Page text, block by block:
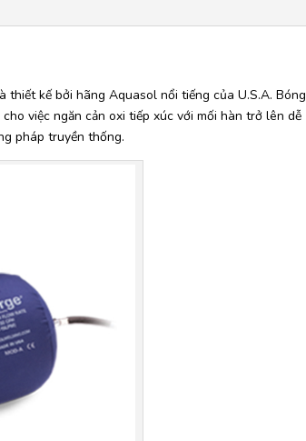
thiết kế bởi hãng Aquasol nổi tiếng của U.S.A. Bóng
việc ngăn cản oxi tiếp xúc với mối hàn trở lên dễ
pháp truyền thống.